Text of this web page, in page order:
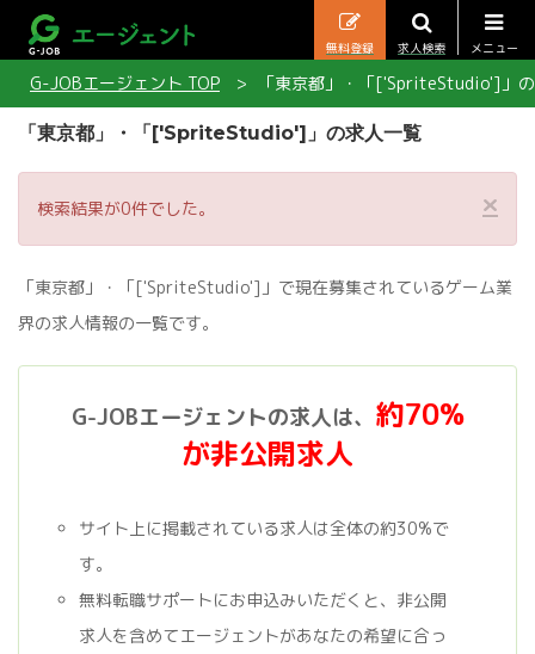
メニュー
求人検索
無料登録
G-JOBエージェント TOP 「東京都」・「['SpriteStudio']」
「東京都」・「['SpriteStudio']」の求人一覧
×
検索結果が0件でした。
「東京都」・「['SpriteStudio']」で現在募集されているゲーム業
界の求人情報の一覧です。
G-JOBエージェントの求人は、 約70%
が非公開求人
サイト上に掲載されている求人は全体の約30%で
す。
無料転職サポートにお申込みいただくと、非公開
求人を含めてエージェントがあなたの希望に合っ